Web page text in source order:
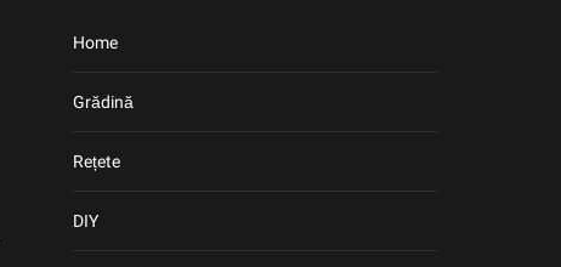
Home
Grădină
Rețete
DIY